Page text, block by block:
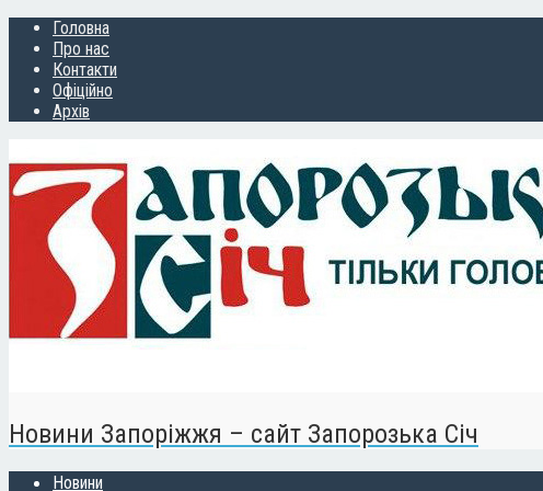
Головна
Про нас
Контакти
Офіційно
Архів
Новини Запоріжжя – сайт Запорозька Січ
Новини